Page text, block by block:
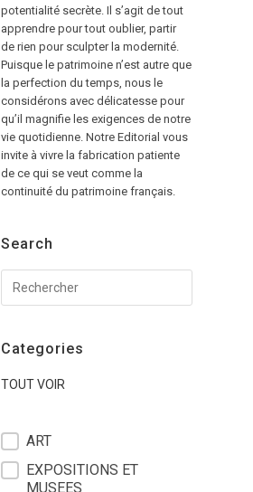
potentialité secrète. Il s’agit de tout
apprendre pour tout oublier, partir
de rien pour sculpter la modernité.
Puisque le patrimoine n’est autre que
la perfection du temps, nous le
considérons avec délicatesse pour
qu’il magnifie les exigences de notre
vie quotidienne. Notre Editorial vous
invite à vivre la fabrication patiente
de ce qui se veut comme la
continuité du patrimoine français.
Search
Categories
TOUT VOIR
filter blog
ART
EXPOSITIONS ET
MUSEES